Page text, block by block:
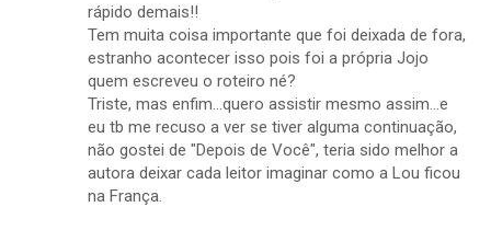
rápido demais!!
Tem muita coisa importante que foi deixada de fora,
estranho acontecer isso pois foi a própria Jojo
quem escreveu o roteiro né?
Triste, mas enfim...quero assistir mesmo assim...e
eu tb me recuso a ver se tiver alguma continuação,
não gostei de "Depois de Você", teria sido melhor a
autora deixar cada leitor imaginar como a Lou ficou
na França.